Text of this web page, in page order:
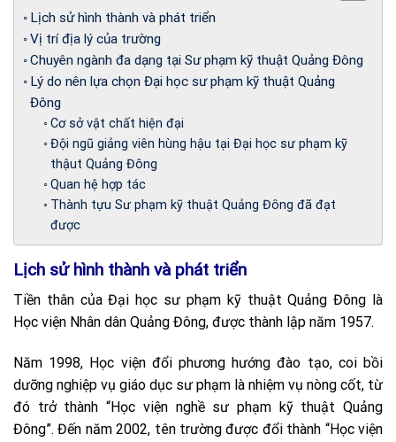
Lịch sử hình thành và phát triển
Vị trí địa lý của trường
Chuyên ngành đa dạng tại Sư phạm kỹ thuật Quảng Đông
Lý do nên lựa chọn Đại học sư phạm kỹ thuật Quảng
Đông
Cơ sở vật chất hiện đại
Đội ngũ giảng viên hùng hậu tại Đại học sư phạm kỹ
thậut Quảng Đông
Quan hệ hợp tác
Thành tựu Sư phạm kỹ thuật Quảng Đông đã đạt
được
Lịch sử hình thành và phát triển
Tiền thân của Đại học sư phạm kỹ thuật Quảng Đông là
Học viện Nhân dân Quảng Đông, được thành lập năm 1957.
Năm 1998, Học viện đổi phương hướng đào tạo, coi bồi
dưỡng nghiệp vụ giáo dục sư phạm là nhiệm vụ nòng cốt, từ
đó trở thành “Học viện nghề sư phạm kỹ thuật Quảng
Đông”. Đến năm 2002, tên trường được đổi thành “Học viện